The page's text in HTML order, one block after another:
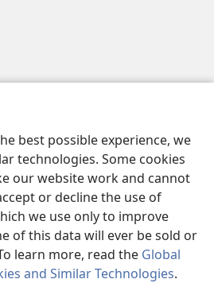
best possible experience, we
technologies. Some cookies
our website work and cannot
or decline the use of
we use only to improve
of this data will ever be sold or
learn more, read the Global
and Similar Technologies.
Watchtower™